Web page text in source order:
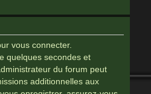
vous connecter.
quelques secondes et
du forum peut
additionnelles aux